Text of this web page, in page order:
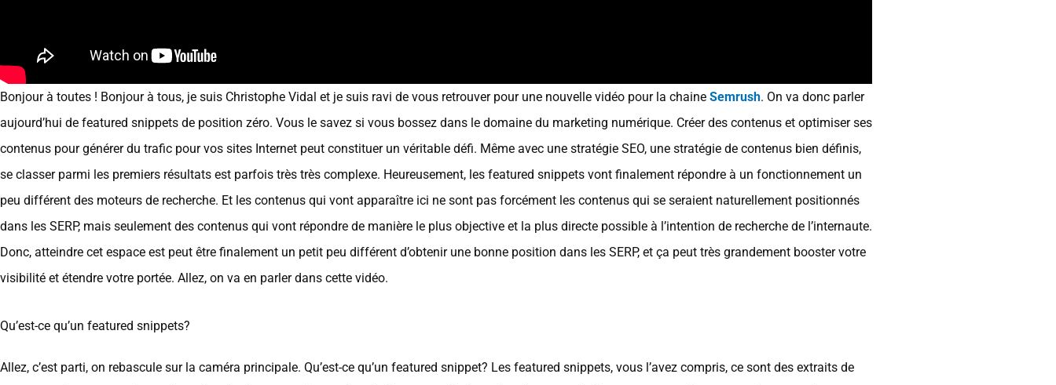
Bonjour à toutes ! Bonjour à tous, je suis Christophe Vidal et je suis ravi de vous retrouver pour une nouvelle vidéo pour la chaine Semrush. On va donc parler
aujourd’hui de featured snippets de position zéro. Vous le savez si vous bossez dans le domaine du marketing numérique. Créer des contenus et optimiser ses
contenus pour générer du trafic pour vos sites Internet peut constituer un véritable défi. Même avec une stratégie SEO, une stratégie de contenus bien définis,
se classer parmi les premiers résultats est parfois très très complexe. Heureusement, les featured snippets vont finalement répondre à un fonctionnement un
peu différent des moteurs de recherche. Et les contenus qui vont apparaître ici ne sont pas forcément les contenus qui se seraient naturellement positionnés
dans les SERP, mais seulement des contenus qui vont répondre de manière le plus objective et la plus directe possible à l’intention de recherche de l’internaute.
Donc, atteindre cet espace est peut être finalement un petit peu différent d’obtenir une bonne position dans les SERP, et ça peut très grandement booster votre
visibilité et étendre votre portée. Allez, on va en parler dans cette vidéo.
Qu’est-ce qu’un featured snippets?
Allez, c’est parti, on rebascule sur la caméra principale. Qu’est-ce qu’un featured snippet? Les featured snippets, vous l’avez compris, ce sont des extraits de